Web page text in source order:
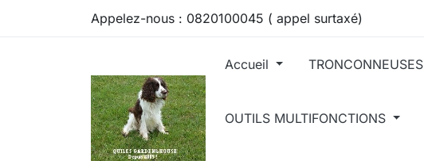
Appelez-nous : 0820100045 ( appel surtaxé)
Accueil TRONCONNEUSES
OUTILS MULTIFONCTIONS